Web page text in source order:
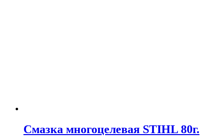
Смазка многоцелевая STIHL 80г.